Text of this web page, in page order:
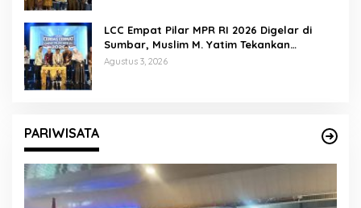
LCC Empat Pilar MPR RI 2026 Digelar di
Sumbar, Muslim M. Yatim Tekankan
Pentingnya Karakter Generasi Muda
Agustus 3, 2026
PARIWISATA